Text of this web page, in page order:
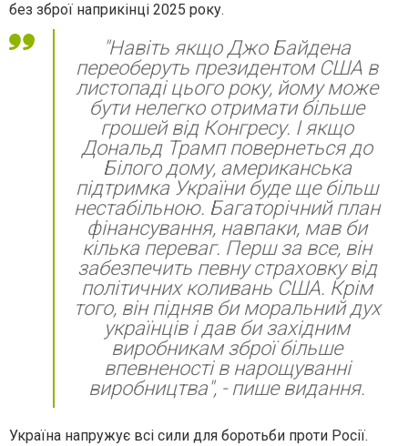
без зброї наприкінці 2025 року.
"Навіть якщо Джо Байдена
переоберуть президентом США в
листопаді цього року, йому може
бути нелегко отримати більше
грошей від Конгресу. І якщо
Дональд Трамп повернеться до
Білого дому, американська
підтримка України буде ще більш
нестабільною. Багаторічний план
фінансування, навпаки, мав би
кілька переваг. Перш за все, він
забезпечить певну страховку від
політичних коливань США. Крім
того, він підняв би моральний дух
українців і дав би західним
виробникам зброї більше
впевненості в нарощуванні
виробництва", - пише видання.
Україна напружує всі сили для боротьби проти Росії.